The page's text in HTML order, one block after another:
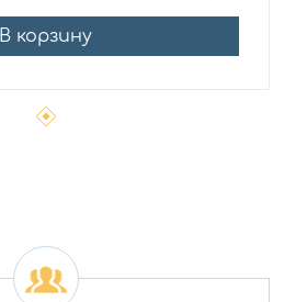
В корзину